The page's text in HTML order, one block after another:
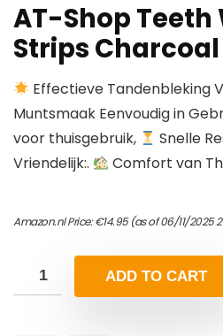
AT-Shop Teeth
Strips Charcoal
Effectieve Tandenbleking
Muntsmaak Eenvoudig in
voor thuisgebruik,
Snelle
Vriendelijk:.
Comfort van
Amazon.nl Price:€14.95(as of 06/11/2025
ADD TO CART